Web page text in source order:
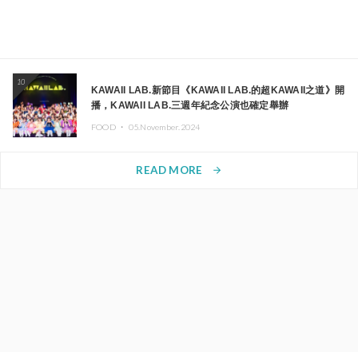
10
KAWAII LAB.新節目《KAWAII LAB.的超KAWAII之道》開
播，KAWAII LAB.三週年紀念公演也確定舉辦
FOOD ・ 05.November.2024
READ MORE arrow_forward